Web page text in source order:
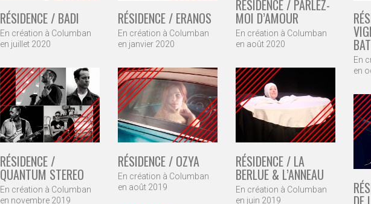
RÉSIDENCE / PARLEZ-
MOI D’AMOUR
En création à Columban
en août 2020
RÉSIDENCE / BADI
En création à Columban
en juillet 2020
En
en
RÉSIDENCE / ERANOS
En création à Columban
en janvier 2020
RÉSIDENCE /
QUANTUM STEREO
En création à Columban
en novembre 2019
RÉSIDENCE / OZYA
En création à Columban
en août 2019
RÉSIDENCE / LA
BERLUE & L’ANNEAU
En création à Columban
en juin 2019